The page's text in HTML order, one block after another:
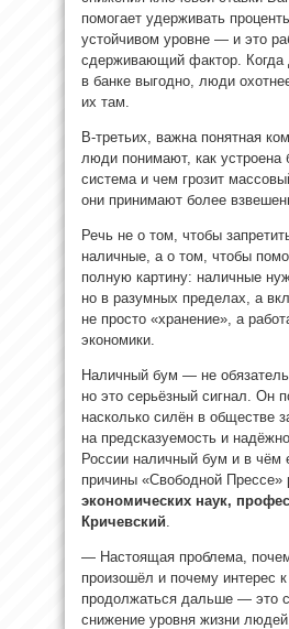
помогает удерживать
устойчивом уровне — и это
сдерживающий фактор. Когда
в банке выгодно, люди
их там.
В-третьих, важна понятная
люди понимают, как устроена
система и чем грозит
они принимают более
Речь не о том, чтобы
наличные, а о том, чтобы
полную картину: наличные
но в разумных пределах, а
не просто «хранение», а
экономики.
Наличный бум — не
но это серьёзный сигнал. Он
насколько силён в обществе
на предсказуемость и
России наличный бум и в чём
причины «Свободной Прессе»
экономических наук,
Кричевский
— Настоящая проблема,
произошёл и почему интерес
продолжаться дальше — это
снижение уровня жизни